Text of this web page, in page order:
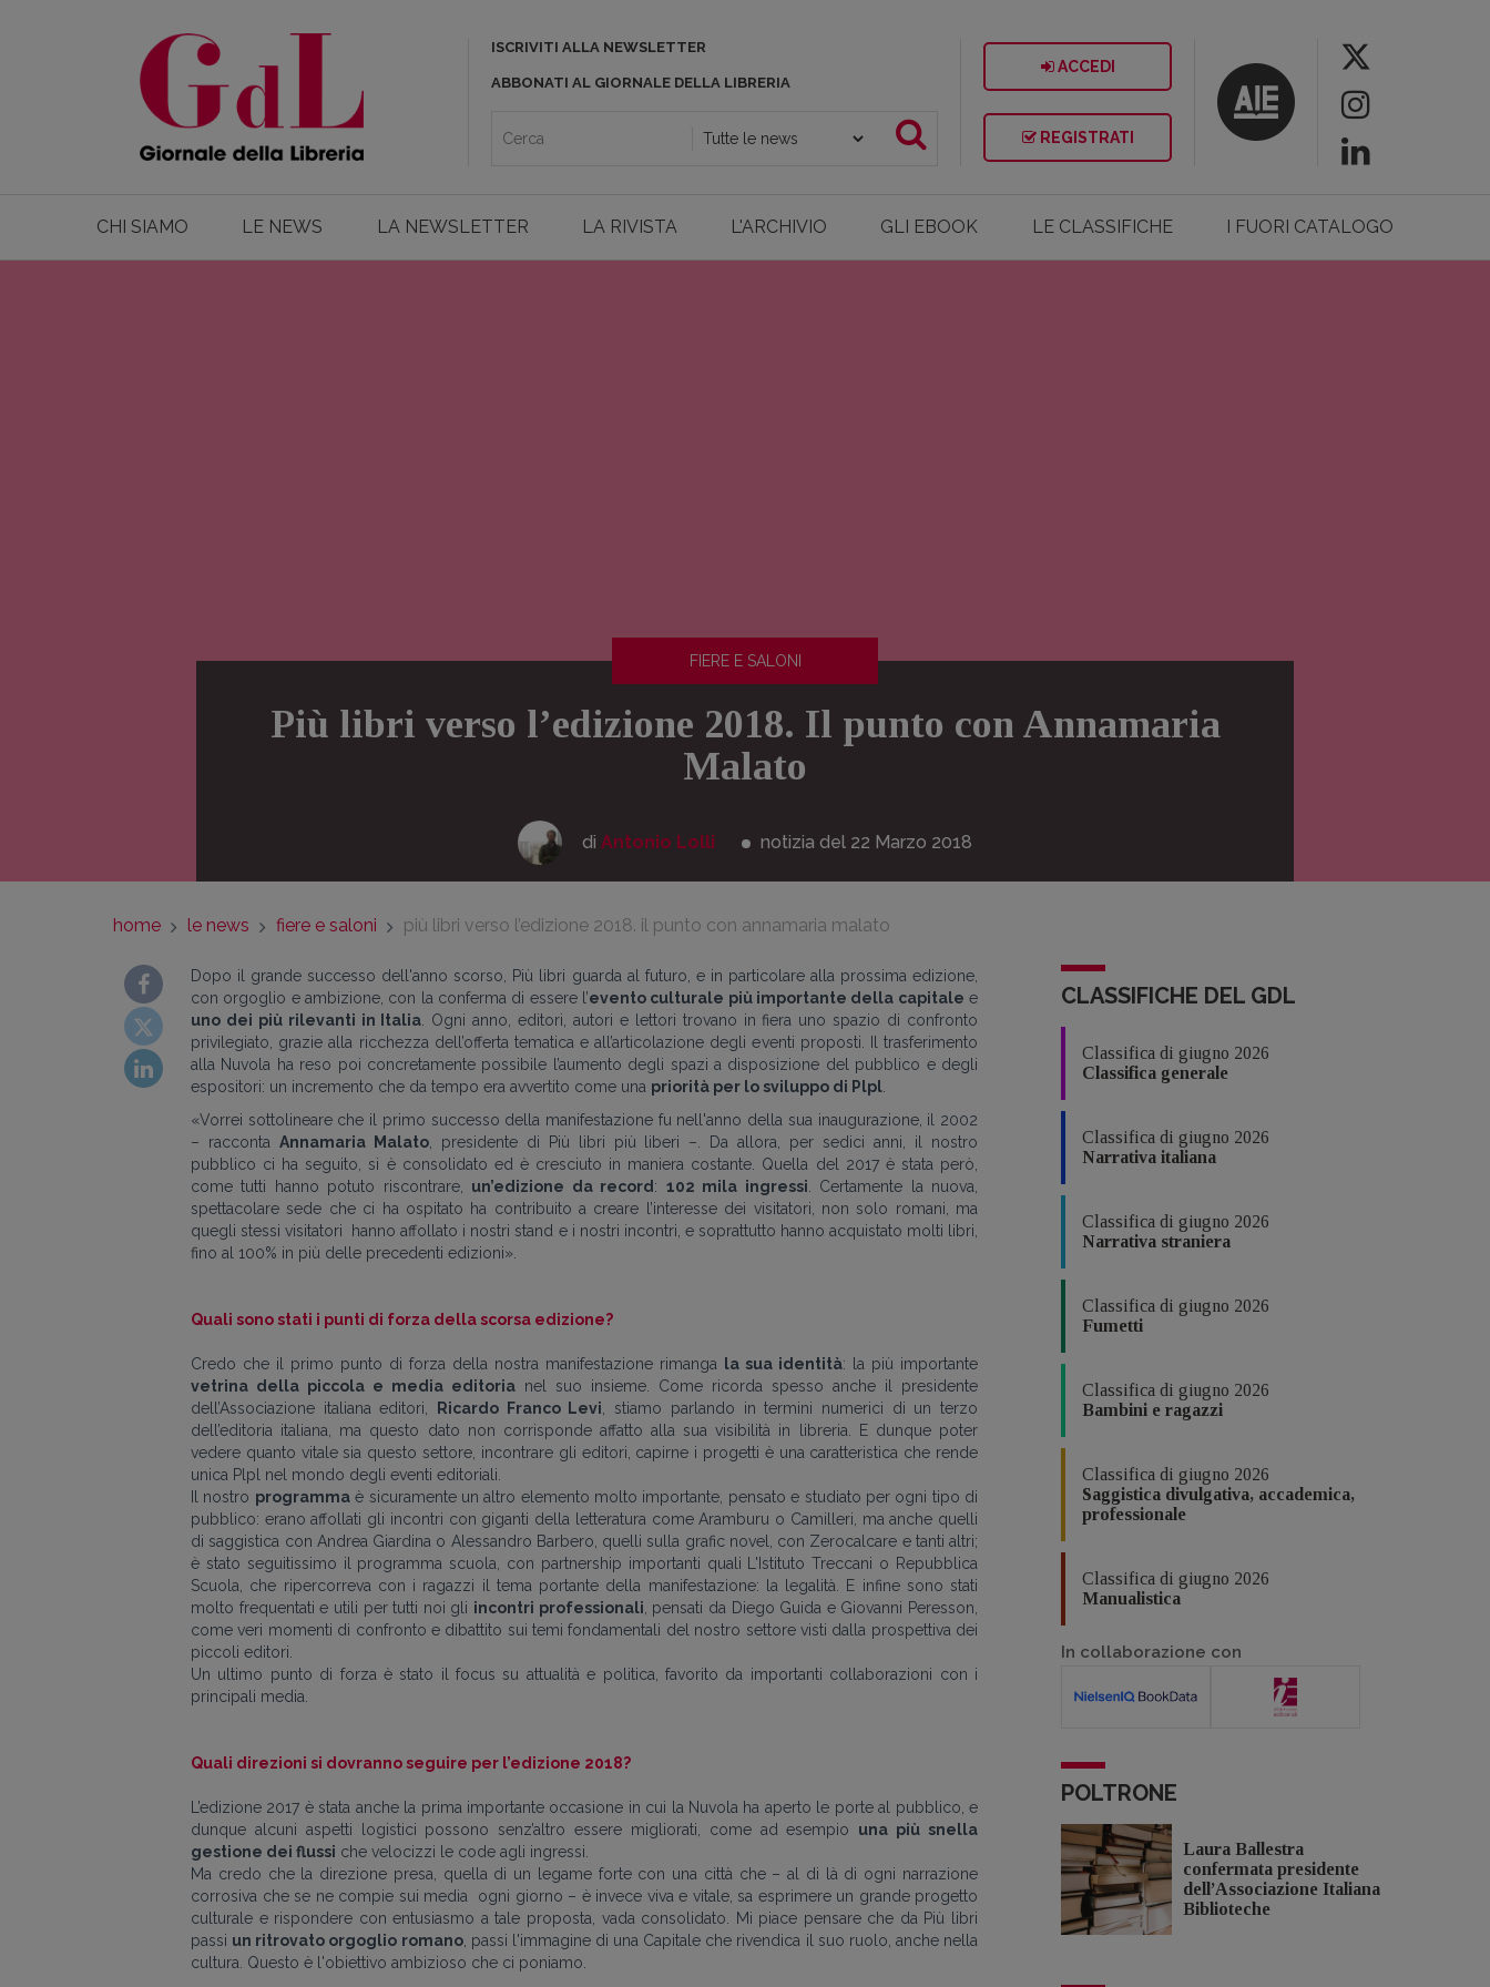
ISCRIVITI ALLA NEWSLETTER
ABBONATI AL GIORNALE DELLA LIBRERIA
ACCEDI
REGISTRATI
CHI SIAMO LE NEWS LA NEWSLETTER LA RIVISTA L'ARCHIVIO GLI EBOOK LE CLASSIFICHE I FUORI CATALOGO
FIERE E SALONI
Più libri verso l’edizione 2018. Il punto con Annamaria
Malato
di Antonio Lolli notizia del 22 Marzo 2018
home le news fiere e saloni più libri verso l’edizione 2018. il punto con annamaria malato
Dopo il grande successo dell'anno scorso, Più libri guarda al futuro, e in particolare alla prossima edizione,
con orgoglio e ambizione, con la conferma di essere l’evento culturale più importante della capitale e
uno dei più rilevanti in Italia . Ogni anno, editori, autori e lettori trovano in fiera uno spazio di confronto
privilegiato, grazie alla ricchezza dell’offerta tematica e all’articolazione degli eventi proposti. Il trasferimento
alla Nuvola ha reso poi concretamente possibile l’aumento degli spazi a disposizione del pubblico e degli
espositori: un incremento che da tempo era avvertito come una priorità per lo sviluppo di Plpl
«Vorrei sottolineare che il primo successo della manifestazione fu nell'anno della sua inaugurazione, il 2002
– racconta Annamaria Malato, presidente di Più libri più liberi –. Da allora, per sedici anni, il nostro
pubblico ci ha seguito, si è consolidato ed è cresciuto in maniera costante. Quella del 2017 è stata però,
come tutti hanno potuto riscontrare, un’edizione da record : 102 mila ingressi . Certamente la nuova,
spettacolare sede che ci ha ospitato ha contribuito a creare l’interesse dei visitatori, non solo romani, ma
quegli stessi visitatori hanno affollato i nostri stand e i nostri incontri, e soprattutto hanno acquistato molti libri,
fino al 100% in più delle precedenti edizioni».
Quali sono stati i punti di forza della scorsa edizione?
Credo che il primo punto di forza della nostra manifestazione rimanga la sua identità: la più importante
vetrina della piccola e media editoria nel suo insieme. Come ricorda spesso anche il presidente
dell’Associazione italiana editori,
Ricardo Franco Levi , stiamo parlando in termini numerici di un terzo
dell’editoria italiana, ma questo dato non corrisponde affatto alla sua visibilità in libreria. E dunque poter
vedere quanto vitale sia questo settore, incontrare gli editori, capirne i progetti è una caratteristica che rende
unica Plpl nel mondo degli eventi editoriali.
Il nostro programmaè sicuramente un altro elemento molto importante, pensato e studiato per ogni tipo di
pubblico: erano affollati gli incontri con giganti della letteratura come Aramburu o Camilleri, ma anche quelli
di saggistica con Andrea Giardina o Alessandro Barbero, quelli sulla grafic novel, con Zerocalcare e tanti altri;
è stato seguitissimo il programma scuola, con partnership importanti quali L'Istituto Treccani o Repubblica
Scuola, che ripercorreva con i ragazzi il tema portante della manifestazione: la legalità. E infine sono stati
molto frequentati e utili per tutti noi gli incontri professionali , pensati da Diego Guida e Giovanni Peresson,
come veri momenti di confronto e dibattito sui temi fondamentali del nostro settore visti dalla prospettiva dei
piccoli editori.
Un ultimo punto di forza è stato il focus su attualità e politica, favorito da importanti collaborazioni con i
principali media.
Quali direzioni si dovranno seguire per l’edizione 2018?
L’edizione 2017 è stata anche la prima importante occasione in cui la Nuvola ha aperto le porte al pubblico, e
dunque alcuni aspetti logistici possono senz’altro essere migliorati, come ad esempio una più snella
gestione dei flussi che velocizzi le code agli ingressi.
Ma credo che la direzione presa, quella di un legame forte con una città che – al di là di ogni narrazione
corrosiva che se ne compie sui media ogni giorno – è invece viva e vitale, sa esprimere un grande progetto
culturale e rispondere con entusiasmo a tale proposta, vada consolidato. Mi piace pensare che da Più libri
passi un ritrovato orgoglio romano, passi l'immagine di una Capitale che rivendica il suo ruolo, anche nella
cultura. Questo è l'obiettivo ambizioso che ci poniamo.
CLASSIFICHE DEL GDL
Classifica di giugno 2026
Classifica generale
Classifica di giugno 2026
Narrativa italiana
Classifica di giugno 2026
Narrativa straniera
Classifica di giugno 2026
Fumetti
Classifica di giugno 2026
Bambini e ragazzi
Classifica di giugno 2026
Saggistica divulgativa, accademica,
professionale
Classifica di giugno 2026
Manualistica
In collaborazione con
POLTRONE
Laura Ballestra
confermata presidente
dell’Associazione Italiana
Biblioteche